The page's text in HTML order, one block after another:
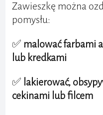
Zawieszkę można
pomysłu:
✅ malować farbami
lub kredkami
✅ lakierować,
cekinami lub filcem